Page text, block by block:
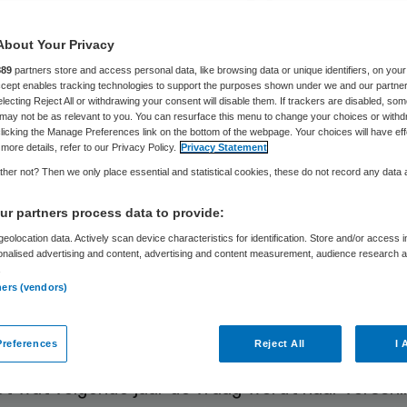
dans?
Henri Plagge23 januari 2020,14:15 1134 keer gelezen
jaarwisseling is de jaarlijkse zorgverkoop en -
weer afgerond. Op bijna rituele wijze zijn
maanden zorginkopers van zorgverzekeraars en
van zorgaanbieders met elkaar bezig
inkooprondes hebben zorginkopers een
wat volgende jaar de vraag wordt naar
Your Privacy
partners store and access personal data, like browsing data or unique identifiers, on your
enables tracking technologies to support the purposes shown under we and our
Reject All or withdrawing your consent will disable them. If trackers are disabled,
not be as relevant to you. You can resurface this menu to change your choices or
the Manage Preferences link on the bottom of the webpage. Your choices will have
details, refer to our Privacy Policy. Privacy Statement
not? Then we only place essential and statistical cookies, these do not record any data
partners process data to provide:
data. Actively scan device characteristics for identification. Store and/or access
advertising and content, advertising and content measurement, audience research
(vendors)
Reject All I